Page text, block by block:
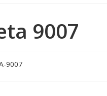
9007
9007